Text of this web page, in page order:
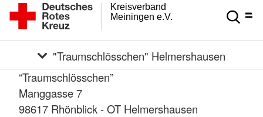
Meiningen e.V.
Kreisverband
"Traumschlösschen" Helmershausen
“Traumschlösschen”
Manggasse 7
98617 Rhönblick - OT Helmershausen